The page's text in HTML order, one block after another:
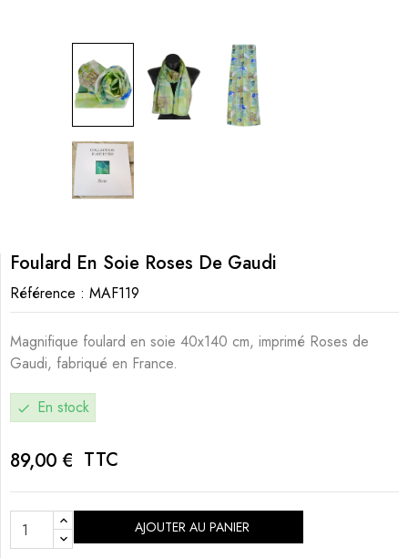
Foulard En Soie Roses De Gaudi
Référence : MAF119
Magnifique foulard en soie 40x140 cm, imprimé Roses de
Gaudi, fabriqué en France.
check En stock
89,00 € TTC
AJOUTER AU PANIER